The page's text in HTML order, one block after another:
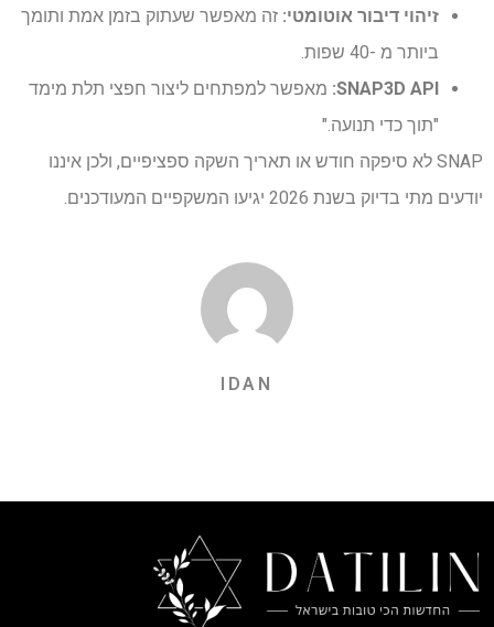
זיהוי דיבור אוטומטי: זה מאפשר שעתוק בזמן אמת ותומך
ביותר מ -40 שפות.
SNAP3D API: מאפשר למפתחים ליצור חפצי תלת מימד
"תוך כדי תנועה."
SNAP לא סיפקה חודש או תאריך השקה ספציפיים, ולכן איננו
יודעים מתי בדיוק בשנת 2026 יגיעו המשקפיים המעודכנים.
IDAN